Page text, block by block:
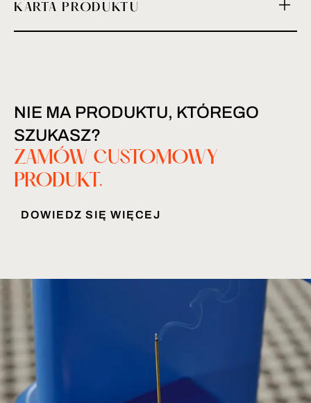
KARTA PRODUKTU
NIE MA PRODUKTU, KTÓREGO
SZUKASZ?
ZAMÓW CUSTOMOWY
PRODUKT.
DOWIEDZ SIĘ WIĘCEJ